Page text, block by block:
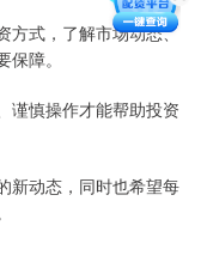
方式，了解市场动态、
障。
谨慎操作才能帮助投资
新动态，同时也希望每